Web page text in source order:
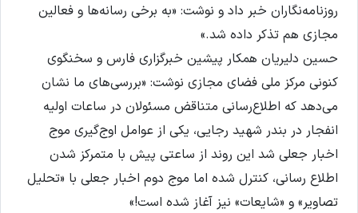
روزنامه‌نگاران خبر داد و نوشت: «به برخی رسانه‌ها و فعالین
مجازی هم تذکر داده شد.»
حسین دلیریان همکار پیشین خبرگزاری‌ فارس و سخنگوی
کنونی مرکز ملی فضای مجازی نوشت: «بررسی‌های ما نشان
می‌دهد که اطلاع‌رسانی متناقض مسئولان در ساعات اولیه
انفجار در بندر شهید رجایی، یکی از عوامل اوج‌گیری موج
اخبار جعلی شد این روند از ساعتی پیش با متمرکز شدن
اطلاع رسانی، کنترل شده اما موج دوم اخبار جعلی با «تحلیل
تصاویر» و «شایعات» نیز آغاز شده است!»